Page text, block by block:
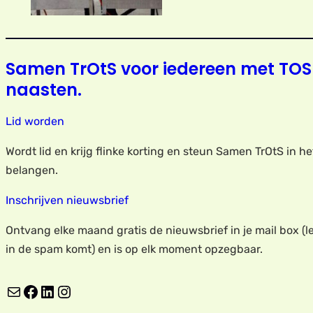
Samen TrOtS voor iedereen met
naasten.
Lid worden
Wordt lid en krijg flinke korting en steun Samen TrOtS in
belangen.
Inschrijven nieuwsbrief
Ontvang elke maand gratis de nieuwsbrief in je mail box
in de spam komt) en is op elk moment opzegbaar.
E-mail Facebook LinkedIn Instagram